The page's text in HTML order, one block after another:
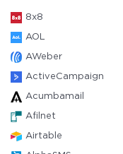
8x8
AOL
AWeber
ActiveCampaign
Acumbamail
Afilnet
Airtable